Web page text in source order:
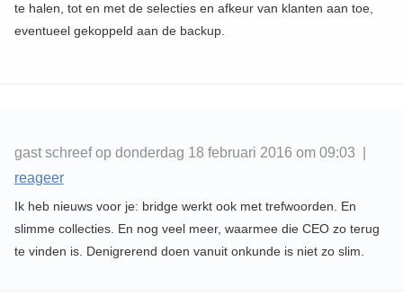
te halen, tot en met de selecties en afkeur van klanten aan toe,
eventueel gekoppeld aan de backup.
gast schreef op donderdag 18 februari 2016 om 09:03 |
reageer
Ik heb nieuws voor je: bridge werkt ook met trefwoorden. En
slimme collecties. En nog veel meer, waarmee die CEO zo terug
te vinden is. Denigrerend doen vanuit onkunde is niet zo slim.